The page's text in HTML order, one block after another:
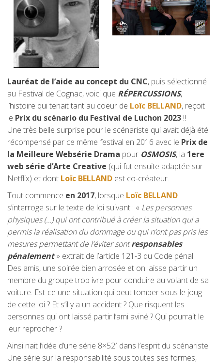
Lauréat de l’aide au concept du CNC, puis sélectionné
au Festival de Cognac, voici que RÉPERCUSSIONS,
l’histoire qui tenait tant au coeur de Loïc BELLAND, reçoit
le Prix du scénario du Festival de Luchon 2023 !!
Une très belle surprise pour le scénariste qui avait déjà été
récompensé par ce même festival en 2016 avec le Prix de
la Meilleure Websérie Drama pour OSMOSIS, la 1ere
web série d’Arte Creative (qui fut ensuite adaptée sur
Netflix) et dont Loïc BELLAND est co-créateur.
Tout commence en 2017, lorsque Loïc BELLAND
s’interroge sur le texte de loi suivant : « Les personnes
physiques (…) qui ont contribué à créer la situation qui a
permis la réalisation du dommage ou qui n’ont pas pris les
mesures permettant de l’éviter sontresponsables
pénalement» extrait de l’article 121-3 du Code pénal.
Des amis, une soirée bien arrosée et on laisse partir un
membre du groupe trop ivre pour conduire au volant de sa
voiture. Est-ce une situation qui peut tomber sous le joug
de cette loi ? Et s’il y a un accident ? Que risquent les
personnes qui ont laissé partir l’ami aviné ? Qui pourrait le
leur reprocher ?
Ainsi nait l’idée d’une série 8×52′ dans l’esprit du scénariste.
Une série sur la responsabilité sous toutes ses formes,